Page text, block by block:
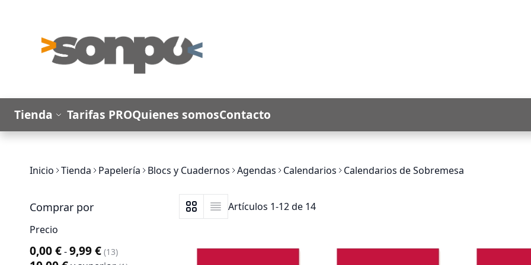
Tienda Tarifas PROQuienes somosContacto
Inicio Tienda Papelería Blocs y Cuadernos Agendas Calendarios Calendarios de Sobremesa
Comprar por
Precio
0,00 €-9,99 € 13
artículo
Ver como
ParrillaLista
Artículos 1-12de 14